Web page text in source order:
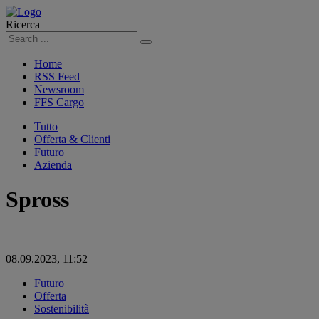
Ricerca
Cerca
Home
RSS Feed
Newsroom
FFS Cargo
Tutto
Offerta & Clienti
Futuro
Azienda
Spross
08.09.2023, 11:52
Futuro
Offerta
Sostenibilità